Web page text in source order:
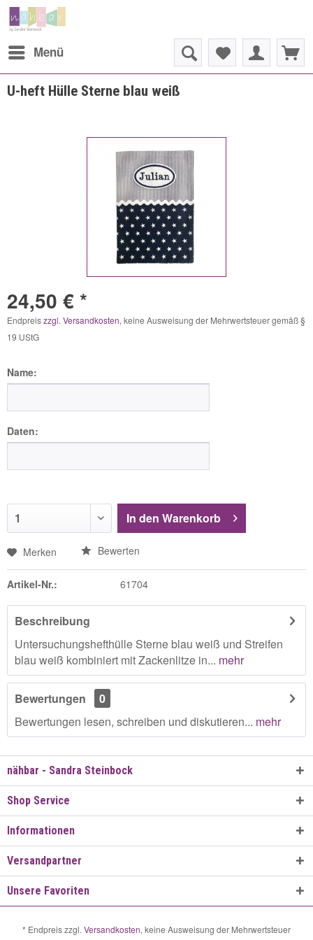
Menü
U-heft Hülle Sterne blau weiß
24,50 € *
Endpreiszzgl. Versandkosten, keine Ausweisung der Mehrwertsteuer gemäß §
19 UStG
Name:
Daten:
In den Warenkorb
Merken Bewerten
Artikel-Nr.: 61704
Beschreibung
Untersuchungshefthülle Sterne blau weiß und Streifen
blau weiß kombiniert mit Zackenlitze in... mehr
Bewertungen
0
Bewertungen lesen, schreiben und diskutieren... mehr
nähbar - Sandra Steinbock
Shop Service
Informationen
Versandpartner
Unsere Favoriten
* Endpreis zzgl. Versandkosten, keine Ausweisung der Mehrwertsteuer